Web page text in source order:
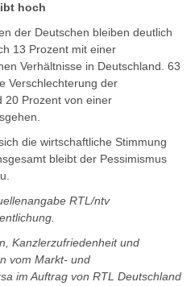
hoch
der Deutschen bleiben deutlich
13 Prozent mit einer
Verhältnisse in Deutschland. 63
Verschlechterung der
20 Prozent von einer
die wirtschaftliche Stimmung
bleibt der Pessimismus
RTL/ntv
Kanzlerzufriedenheit und
vom Markt- und
im Auftrag von RTL Deutschland